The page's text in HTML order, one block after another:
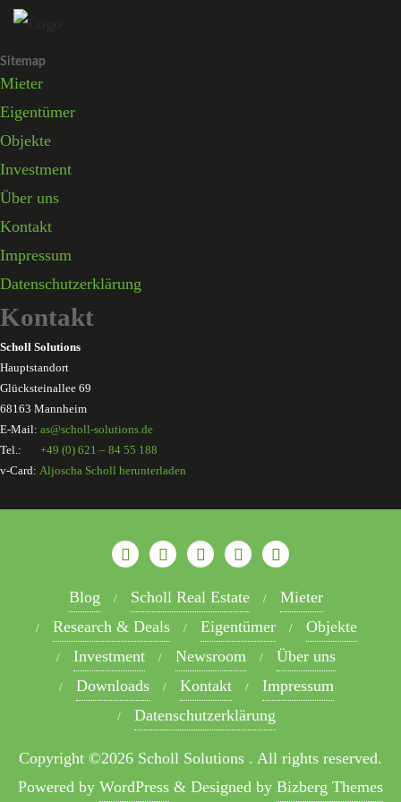
Skip
content
Sitemap
Mieter
Eigentümer
Objekte
Investment
Über uns
Kontakt
Impressum
Datenschutzerklärung
Kontakt
Scholl Solutions
Hauptstandort
Glücksteinallee 69
68163 Mannheim
E-Mail: as@scholl-solutions.de
Tel.: +49 (0) 621 – 84 55 188
v-Card: Aljoscha Scholl herunterladen
Blog Scholl Real Estate
Mieter
Research & Deals
Eigentümer
Objekte
Investment
Newsroom
Über uns
Downloads
Kontakt
Impressum
Datenschutzerklärung
Copyright ©2026 Scholl Solutions . All rights reserved.
Powered by WordPress & Designed by Bizberg Themes